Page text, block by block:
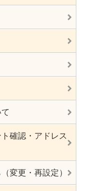
確認・アドレス
変更・再設定）